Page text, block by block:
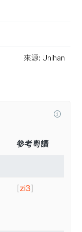
來源: Unihan
參考粵讀
[zi3]